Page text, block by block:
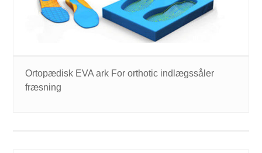
Ortopædisk EVA ark For orthotic indlægssåler
fræsning